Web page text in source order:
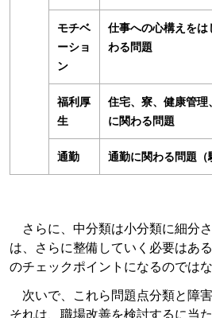
モチベ
ーショ
ン
仕事への心構えをは
わる問題
福利厚
生
住宅、寮、健康管
に関わる問題
通勤 通勤に関わる問題（
さらに、中分類は小分類に細分
は、さらに整備していく必要はあ
のチェックポイントになるのでは
次いで、これら問題点分類と障
それは、職場改善を検討するに当